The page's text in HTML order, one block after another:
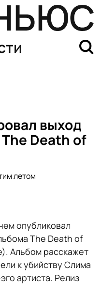
выход
Death of
летом
опубликовал
The Death of
Альбом расскажет
к убийству Слима
артиста. Релиз
песни на